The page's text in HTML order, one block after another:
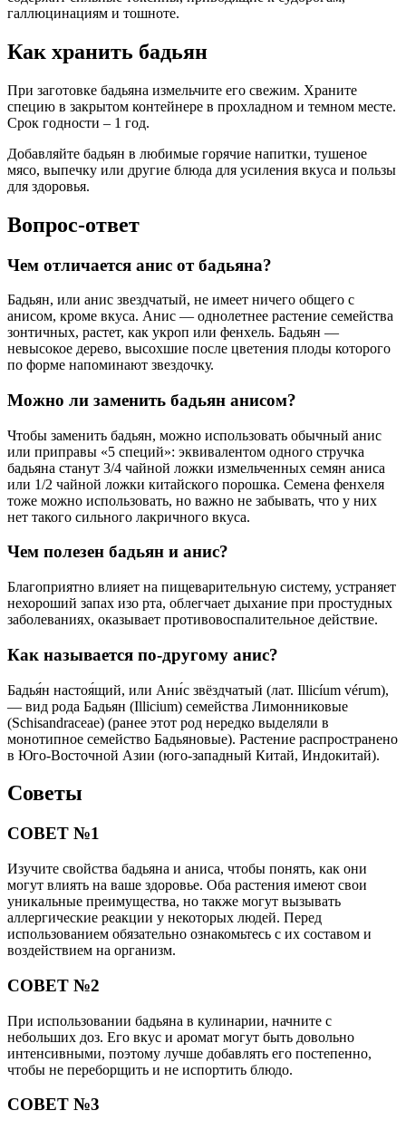
галлюцинациям и тошноте.
Как хранить бадьян
При заготовке бадьяна измельчите его свежим. Храните
специю в закрытом контейнере в прохладном и темном месте.
Срок годности – 1 год.
Добавляйте бадьян в любимые горячие напитки, тушеное
мясо, выпечку или другие блюда для усиления вкуса и пользы
для здоровья.
Вопрос-ответ
Чем отличается анис от бадьяна?
Бадьян, или анис звездчатый, не имеет ничего общего с
анисом, кроме вкуса. Анис — однолетнее растение семейства
зонтичных, растет, как укроп или фенхель. Бадьян —
невысокое дерево, высохшие после цветения плоды которого
по форме напоминают звездочку.
Можно ли заменить бадьян анисом?
Чтобы заменить бадьян, можно использовать обычный анис
или приправы «5 специй»: эквивалентом одного стручка
бадьяна станут 3/4 чайной ложки измельченных семян аниса
или 1/2 чайной ложки китайского порошка. Семена фенхеля
тоже можно использовать, но важно не забывать, что у них
нет такого сильного лакричного вкуса.
Чем полезен бадьян и анис?
Благоприятно влияет на пищеварительную систему, устраняет
нехороший запах изо рта, облегчает дыхание при простудных
заболеваниях, оказывает противовоспалительное действие.
Как называется по-другому анис?
Бадья́н настоя́щий, или Ани́с звёздчатый (лат. Illicíum vérum),
— вид рода Бадьян (Illicium) семейства Лимонниковые
(Schisandraceae) (ранее этот род нередко выделяли в
монотипное семейство Бадьяновые). Растение распространено
в Юго-Восточной Азии (юго-западный Китай, Индокитай).
Советы
СОВЕТ №1
Изучите свойства бадьяна и аниса, чтобы понять, как они
могут влиять на ваше здоровье. Оба растения имеют свои
уникальные преимущества, но также могут вызывать
аллергические реакции у некоторых людей. Перед
использованием обязательно ознакомьтесь с их составом и
воздействием на организм.
СОВЕТ №2
При использовании бадьяна в кулинарии, начните с
небольших доз. Его вкус и аромат могут быть довольно
интенсивными, поэтому лучше добавлять его постепенно,
чтобы не переборщить и не испортить блюдо.
СОВЕТ №3